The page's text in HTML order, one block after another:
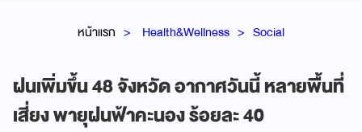
หน้าแรก Health&Wellness Social
ฝนเพิ่มขึ้น 48 จังหวัด อากาศวันนี้ หลายพื้นที่
เสี่ยง พายุฝนฟ้าคะนอง ร้อยละ 40